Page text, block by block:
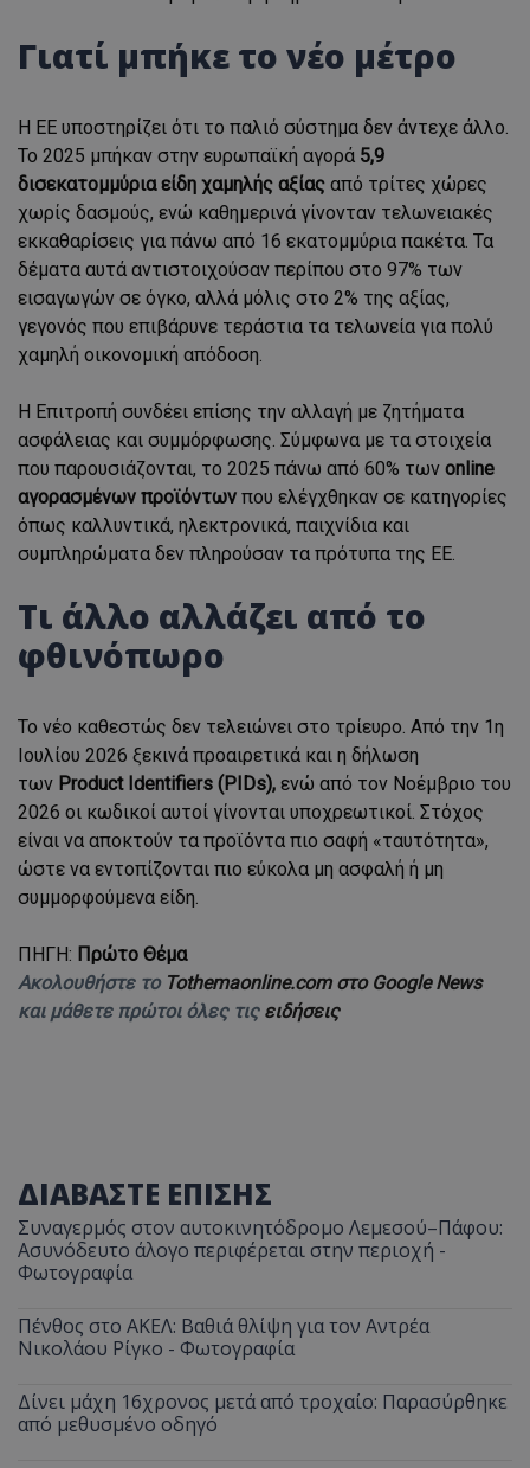
Γιατί μπήκε το νέο μέτρο
Η ΕΕ υποστηρίζει ότι το παλιό σύστημα δεν άντεχε άλλο.
Το 2025 μπήκαν στην ευρωπαϊκή αγορά 5,9
δισεκατομμύρια είδη χαμηλής αξίας από τρίτες χώρες
χωρίς δασμούς, ενώ καθημερινά γίνονταν τελωνειακές
εκκαθαρίσεις για πάνω από 16 εκατομμύρια πακέτα. Τα
δέματα αυτά αντιστοιχούσαν περίπου στο 97% των
εισαγωγών σε όγκο, αλλά μόλις στο 2% της αξίας,
γεγονός που επιβάρυνε τεράστια τα τελωνεία για πολύ
χαμηλή οικονομική απόδοση.
Η Επιτροπή συνδέει επίσης την αλλαγή με ζητήματα
ασφάλειας και συμμόρφωσης. Σύμφωνα με τα στοιχεία
που παρουσιάζονται, το 2025 πάνω από 60% των online
αγορασμένων προϊόντων που ελέγχθηκαν σε κατηγορίες
όπως καλλυντικά, ηλεκτρονικά, παιχνίδια και
συμπληρώματα δεν πληρούσαν τα πρότυπα της ΕΕ.
Τι άλλο αλλάζει από το
φθινόπωρο
Το νέο καθεστώς δεν τελειώνει στο τρίευρο. Από την 1η
Ιουλίου 2026 ξεκινά προαιρετικά και η δήλωση
των Product Identifiers (PIDs), ενώ από τον Νοέμβριο του
2026 οι κωδικοί αυτοί γίνονται υποχρεωτικοί. Στόχος
είναι να αποκτούν τα προϊόντα πιο σαφή «ταυτότητα»,
ώστε να εντοπίζονται πιο εύκολα μη ασφαλή ή μη
συμμορφούμενα είδη.
ΠΗΓΗ: Πρώτο Θέμα
Ακολουθήστε το Tothemaonline.com στο Google News
και μάθετε πρώτοι όλες τις ειδήσεις
ΔΙΑΒΑΣΤΕ ΕΠΙΣΗΣ
Συναγερμός στον αυτοκινητόδρομο Λεμεσού–Πάφου:
Ασυνόδευτο άλογο περιφέρεται στην περιοχή -
Φωτογραφία
Πένθος στο ΑΚΕΛ: Βαθιά θλίψη για τον Αντρέα
Νικολάου Ρίγκο - Φωτογραφία
Δίνει μάχη 16χρονος μετά από τροχαίο: Παρασύρθηκε
από μεθυσμένο οδηγό